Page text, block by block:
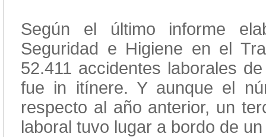
Según el último informe
Seguridad e Higiene en el
52.411 accidentes laborales
fue in itínere. Y aunque el
respecto al año anterior, un
laboral tuvo lugar a bordo de